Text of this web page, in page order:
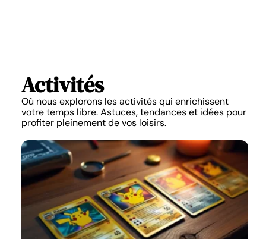
Activités
Où nous explorons les activités qui enrichissent
votre temps libre. Astuces, tendances et idées pour
profiter pleinement de vos loisirs.